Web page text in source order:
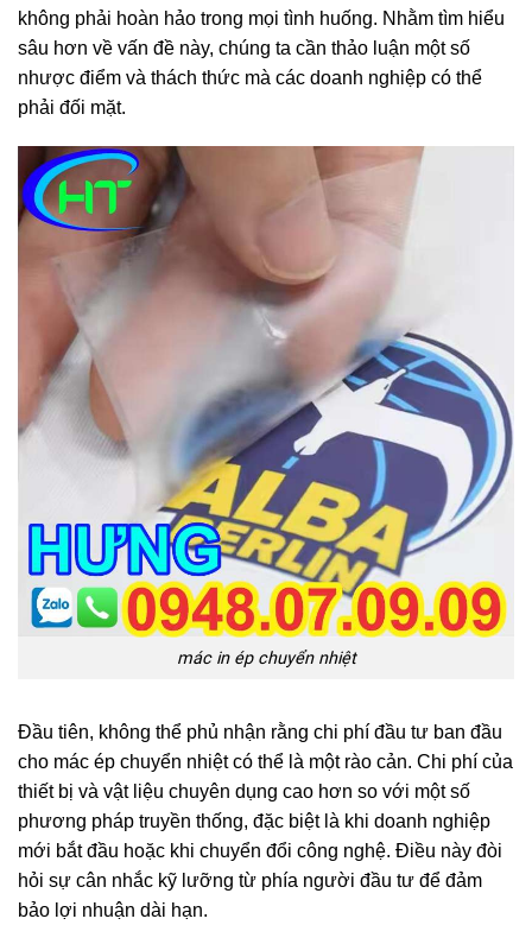
không phải hoàn hảo trong mọi tình huống. Nhằm tìm hiểu
sâu hơn về vấn đề này, chúng ta cần thảo luận một số
nhược điểm và thách thức mà các doanh nghiệp có thể
phải đối mặt.
mác in ép chuyển nhiệt
Đầu tiên, không thể phủ nhận rằng chi phí đầu tư ban đầu
cho mác ép chuyển nhiệt có thể là một rào cản. Chi phí của
thiết bị và vật liệu chuyên dụng cao hơn so với một số
phương pháp truyền thống, đặc biệt là khi doanh nghiệp
mới bắt đầu hoặc khi chuyển đổi công nghệ. Điều này đòi
hỏi sự cân nhắc kỹ lưỡng từ phía người đầu tư để đảm
bảo lợi nhuận dài hạn.